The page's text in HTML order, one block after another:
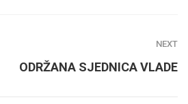
NEXT
ODRŽANA SJEDNICA VLADE